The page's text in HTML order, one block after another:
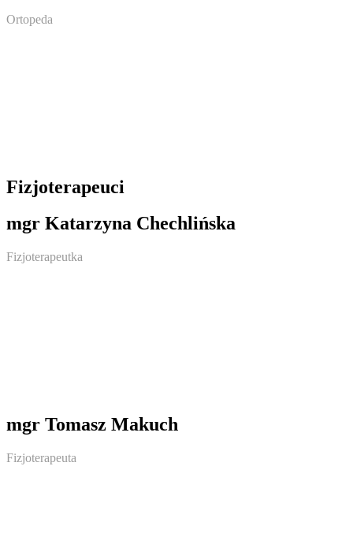
Ortopeda
Fizjoterapeuci
mgr Katarzyna Chechlińska
Fizjoterapeutka
mgr Tomasz Makuch
Fizjoterapeuta